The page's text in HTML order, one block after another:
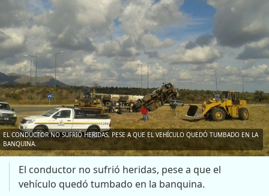
EL CONDUCTOR NO SUFRIÓ HERIDAS, PESE A QUE EL VEHÍCULO QUEDÓ TUMBADO EN LA
BANQUINA.
El conductor no sufrió heridas, pese a que el
vehículo quedó tumbado en la banquina.